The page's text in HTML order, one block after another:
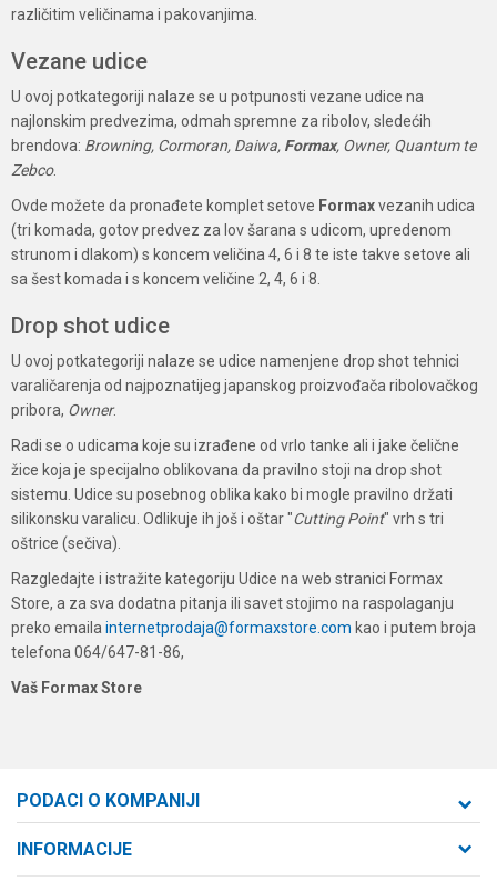
različitim veličinama i pakovanjima.
Vezane udice
U ovoj potkategoriji nalaze se u potpunosti vezane udice na
najlonskim predvezima, odmah spremne za ribolov, sledećih
brendova: Browning, Cormoran, Daiwa, Formax, Owner, Quantum te
Zebco.
Ovde možete da pronađete komplet setove Formaxvezanih udica
(tri komada, gotov predvez za lov šarana s udicom, upredenom
strunom i dlakom) s koncem veličina 4, 6 i 8 te iste takve setove ali
sa šest komada i s koncem veličine 2, 4, 6 i 8.
Drop shot udice
U ovoj potkategoriji nalaze se udice namenjene drop shot tehnici
varaličarenja od najpoznatijeg japanskog proizvođača ribolovačkog
pribora, Owner.
Radi se o udicama koje su izrađene od vrlo tanke ali i jake čelične
žice koja je specijalno oblikovana da pravilno stoji na drop shot
sistemu. Udice su posebnog oblika kako bi mogle pravilno držati
silikonsku varalicu. Odlikuje ih još i oštar "Cutting Point" vrh s tri
oštrice (sečiva).
Razgledajte i istražite kategoriju Udice na web stranici Formax
Store, a za sva dodatna pitanja ili savet stojimo na raspolaganju
preko emaila internetprodaja@formaxstore.com kao i putem broja
telefona 064/647-81-86,
Vaš Formax Store
PODACI O KOMPANIJI
INFORMACIJE